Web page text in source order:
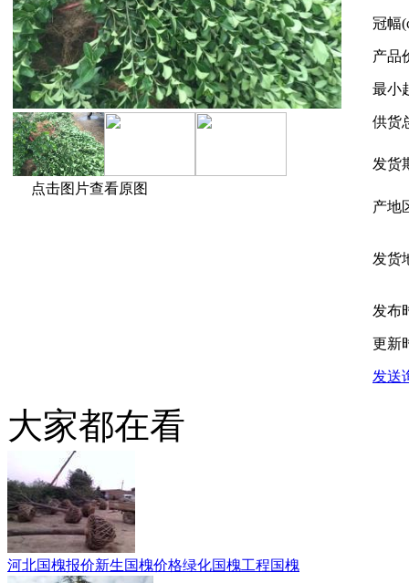
点击图片查看原图
冠幅
产品
最小
供货
发货
产地
发货
发布
更新
发送
大家都在看
河北国槐报价新生国槐价格绿化国槐工程国槐